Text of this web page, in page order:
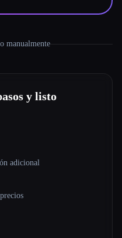
manualmente
y listo
adicional